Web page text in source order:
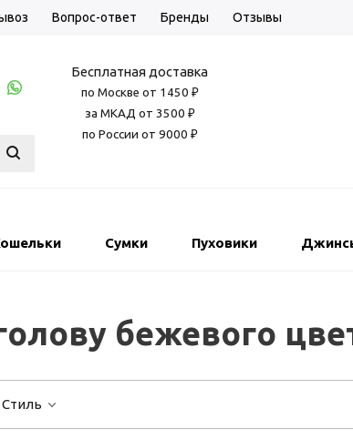
Вопрос-ответ Бренды Отзывы
Бесплатная доставка
по Москве от 1450 ₽
за МКАД от 3500 ₽
по России от 9000 ₽
Сумки Пуховики
бежевого
Стиль